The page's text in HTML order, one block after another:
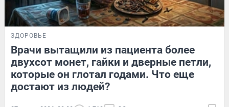
ЗДОРОВЬЕ
Врачи вытащили из пациента более
двухсот монет, гайки и дверные петли,
которые он глотал годами. Что еще
достают из людей?